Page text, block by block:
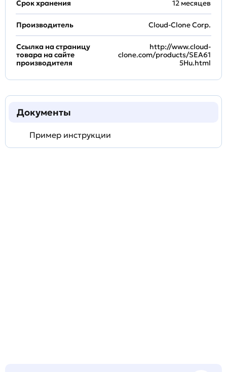
Срок хранения 12 месяцев
Производитель Cloud-Clone Corp.
Ссылка на страницу
товара на сайте
производителя
http://www.cloud-
clone.com/products/SEA61
5Hu.html
Документы
Пример инструкции